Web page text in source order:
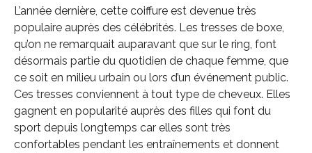
L’année dernière, cette coiffure est devenue très
populaire auprès des célébrités. Les tresses de boxe,
qu’on ne remarquait auparavant que sur le ring, font
désormais partie du quotidien de chaque femme, que
ce soit en milieu urbain ou lors d’un événement public.
Ces tresses conviennent à tout type de cheveux. Elles
gagnent en popularité auprès des filles qui font du
sport depuis longtemps car elles sont très
confortables pendant les entraînements et donnent